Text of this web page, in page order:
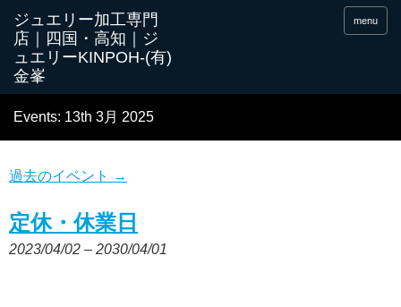
menu
Events: 13th 3月 2025
過去のイベント →
定休・休業日
2023/04/02 – 2030/04/01